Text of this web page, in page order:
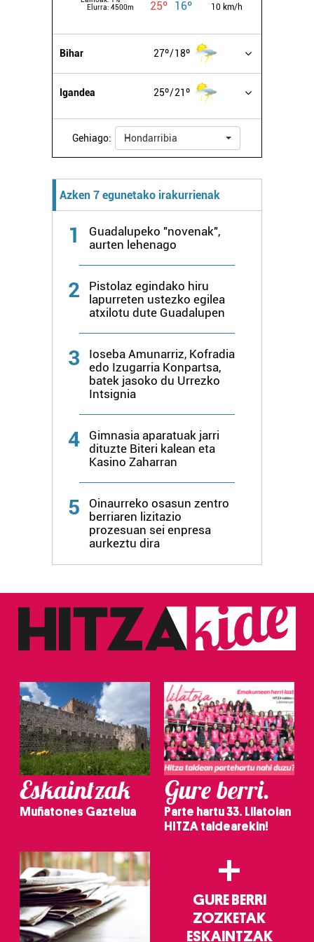
Elurra: 4500m 25º 16º 10 km/h
Bihar 27º 18º
Igandea 25º 21º
Gehiago: Hondarribia
Azken 7 egunetako irakurrienak
1
Guadalupeko "novenak",
aurten lehenago
2
Pistolaz egindako hiru
lapurreten ustezko egilea
atxilotu dute Guadalupen
3
Ioseba Amunarriz, Kofradia
edo Izugarria Konpartsa,
batek jasoko du Urrezko
Intsignia
4
Gimnasia aparatuak jarri
dituzte Biteri kalean eta
Kasino Zaharran
5
Oinaurreko osasun zentro
berriaren lizitazio
prozesuan sei enpresa
aurkeztu dira
Eskaintzak
Muñatones Gaztelua
Gure berri.
Parte hartu 33. Lilatoian
HITZA taldearekin!
+
GURE BERRI
ZOZKETAK
ESKAINTZAK